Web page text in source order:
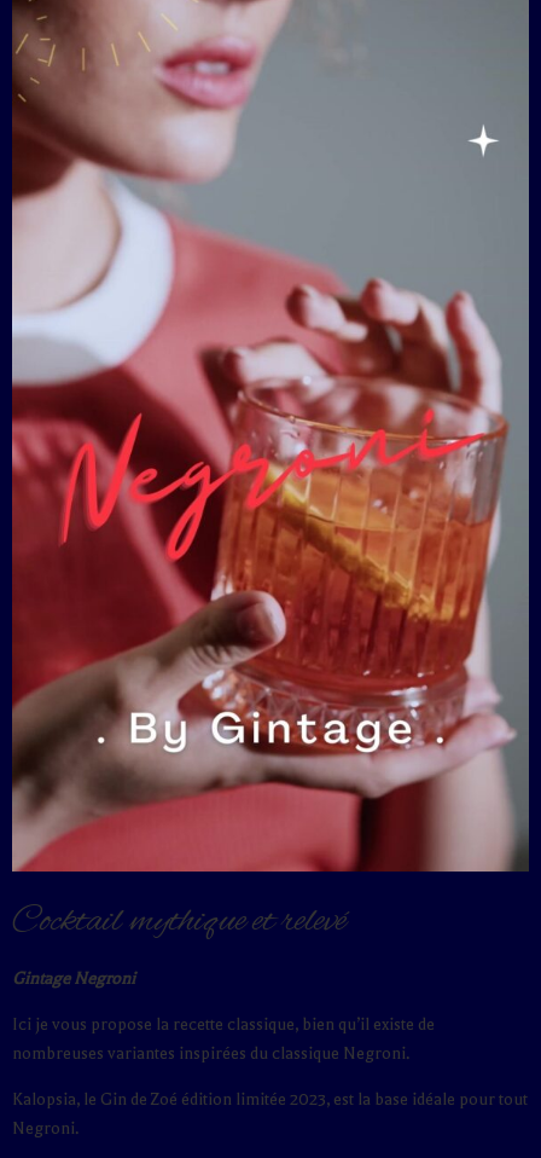
Cocktail mythique et relevé
Gintage Negroni
Ici je vous propose la recette classique, bien qu’il existe de
nombreuses variantes inspirées du classique Negroni.
Kalopsia, le Gin de Zoé édition limitée 2023, est la base idéale pour tout
Negroni.